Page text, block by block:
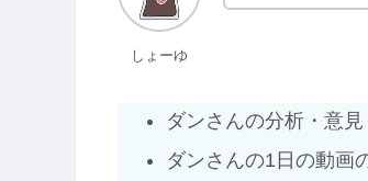
しょーゆ
ダンさんの分析・意見
ダンさんの1日の動画